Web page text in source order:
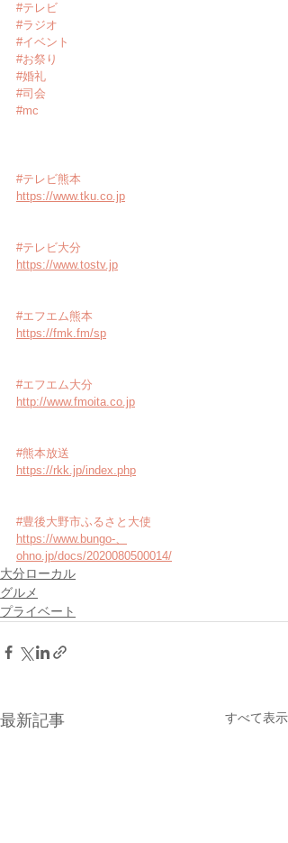
#テレビ
#ラジオ
#イベント
#お祭り
#婚礼
#司会
#mc
#テレビ熊本
https://www.tku.co.jp
#テレビ大分
https://www.tostv.jp
#エフエム熊本
https://fmk.fm/sp
#エフエム大分
http://www.fmoita.co.jp
#熊本放送
https://rkk.jp/index.php
#豊後大野市ふるさと大使
https://www.bungo-、
ohno.jp/docs/2020080500014/
大分ローカル
グルメ
プライベート
最新記事 すべて表示